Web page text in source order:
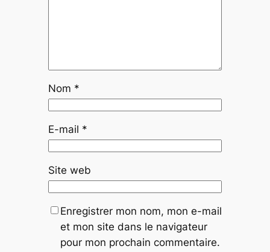
Nom *
E-mail *
Site web
Enregistrer mon nom, mon e-mail
et mon site dans le navigateur
pour mon prochain commentaire.